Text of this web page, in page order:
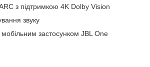
з підтримкою 4K Dolby Vision
звуку
мобільним застосунком JBL One